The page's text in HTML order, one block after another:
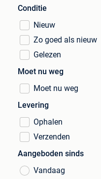
Conditie
Nieuw
Zo goed als nieuw
Gelezen
Moet nu weg
Moet nu weg
Levering
Ophalen
Verzenden
Aangeboden sinds
Vandaag